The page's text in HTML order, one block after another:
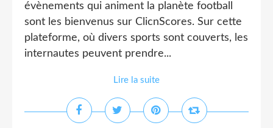
évènements qui animent la planète football
sont les bienvenus sur ClicnScores. Sur cette
plateforme, où divers sports sont couverts, les
internautes peuvent prendre...
Lire la suite